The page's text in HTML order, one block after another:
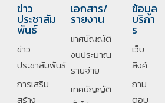
ข่าว
ประชาสัม
พันธ์
ข่าว
ประชาสัมพันธ์
การเสริม
สร้าง
เอกสาร/
รายงาน
เทศบัญญัติ
งบประมาณ
รายจ่าย
เทศบัญญัติ
ข้อมูล
บริกา
ร
เว็บ
ลิงค์
ถาม
ตอบ